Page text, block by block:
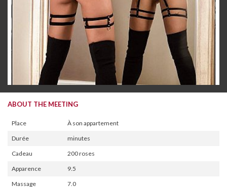
ABOUT THE MEETING
Place
À son appartement
Durée
minutes
Cadeau
200 roses
Apparence
9.5
Massage
7.0